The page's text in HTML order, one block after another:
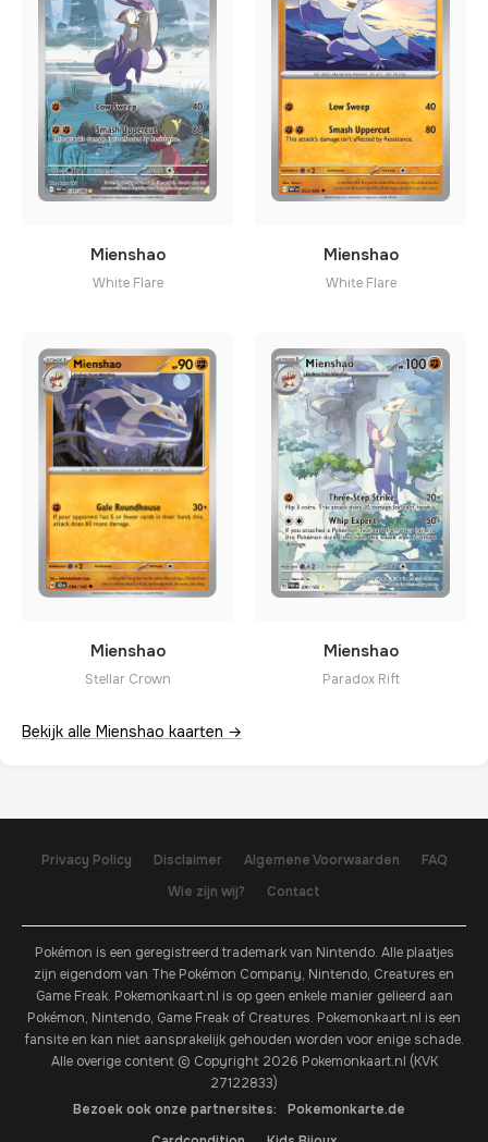
Mienshao
White Flare
Mienshao
White Flare
Mienshao
Stellar Crown
Mienshao
Paradox Rift
Bekijk alle Mienshao kaarten →
Privacy Policy Disclaimer Algemene Voorwaarden
FAQ
Wie zijn wij?
Contact
Pokémon is een geregistreerd trademark van Nintendo. Alle plaatjes
zijn eigendom van The Pokémon Company, Nintendo, Creatures en
Game Freak. Pokemonkaart.nl is op geen enkele manier gelieerd aan
Pokémon, Nintendo, Game Freak of Creatures. Pokemonkaart.nl is een
fansite en kan niet aansprakelijk gehouden worden voor enige schade.
Alle overige content © Copyright 2026 Pokemonkaart.nl (KVK
27122833)
Bezoek ook onze partnersites:
Pokemonkarte.de